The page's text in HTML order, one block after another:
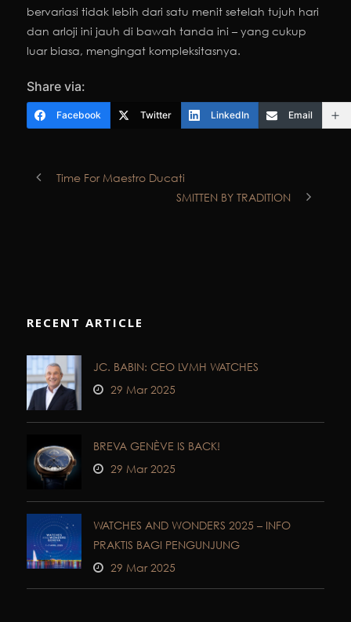
bervariasi tidak lebih dari satu menit setelah tujuh hari
dan arloji ini jauh di bawah tanda ini – yang cukup
luar biasa, mengingat kompleksitasnya.
Share via:
Facebook Twitter LinkedIn Email
Time For Maestro Ducati
SMITTEN BY TRADITION
RECENT ARTICLE
JC. BABIN: CEO LVMH WATCHES
29 Mar 2025
BREVA GENÈVE IS BACK!
29 Mar 2025
WATCHES AND WONDERS 2025 – INFO
PRAKTIS BAGI PENGUNJUNG
29 Mar 2025